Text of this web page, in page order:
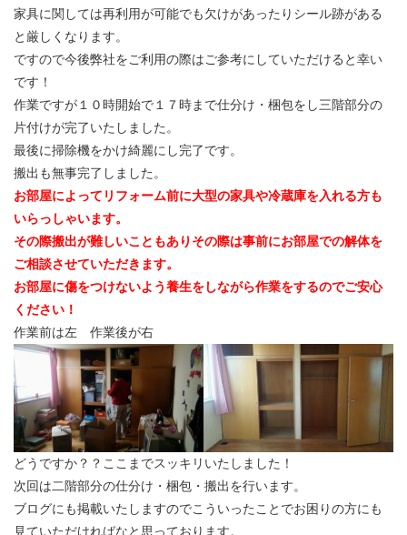
家具に関しては再利用が可能でも欠けがあったりシール跡がある
と厳しくなります。
ですので今後弊社をご利用の際はご参考にしていただけると幸い
です！
作業ですが１０時開始で１７時まで仕分け・梱包をし三階部分の
片付けが完了いたしました。
最後に掃除機をかけ綺麗にし完了です。
搬出も無事完了しました。
お部屋によってリフォーム前に大型の家具や冷蔵庫を入れる方も
いらっしゃいます。
その際搬出が難しいこともありその際は事前にお部屋での解体を
ご相談させていただきます。
お部屋に傷をつけないよう養生をしながら作業をするのでご安心
ください！
作業前は左 作業後が右
どうですか？？ここまでスッキリいたしました！
次回は二階部分の仕分け・梱包・搬出を行います。
ブログにも掲載いたしますのでこういったことでお困りの方にも
見ていただければなと思っております。